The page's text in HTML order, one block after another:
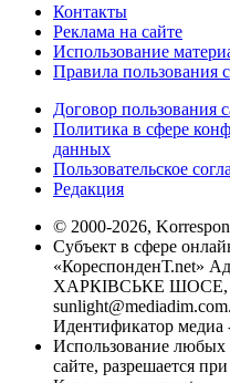
Контакты
Реклама на сайте
Использование
Правила пользования
Договор пользования
Политика в сфере
данных
Пользовательское
Редакция
© 2000-2026,
Субъект в сфере
«КореспонденТ.net»
ХАРКІВСЬКЕ ШОСЕ,
Идентификатор медиа
Использование любых
сайте, разрешается